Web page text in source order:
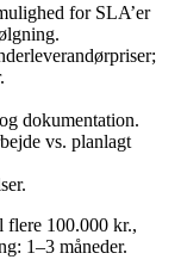
for SLA’er
dokumentation.
vs. planlagt
100.000 kr.,
1–3 måneder.